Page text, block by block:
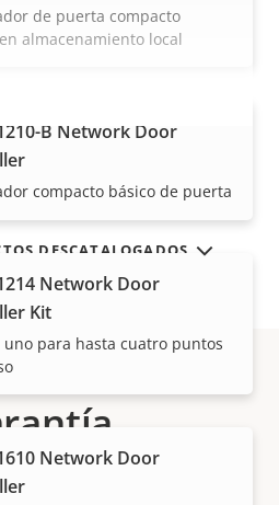
MÁS
de puerta compacto
almacenamiento local
B Network Door
compacto básico de puerta
Network Door
Kit
uno para hasta cuatro puntos
Network Door
DESCATALOGADOS